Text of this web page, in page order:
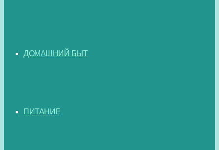
ДОМАШНИЙ БЫТ
ПИТАНИЕ